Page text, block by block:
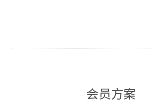
会员方案